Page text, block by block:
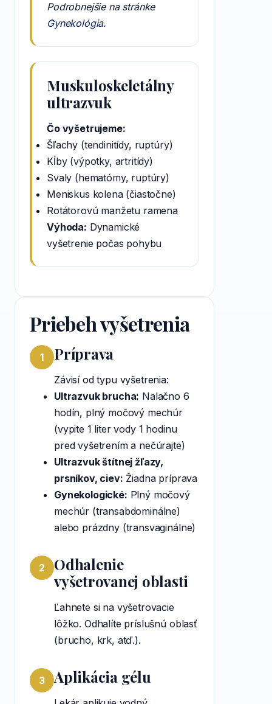
Podrobnejšie na stránke
Gynekológia.
Muskuloskeletálny
ultrazvuk
Čo vyšetrujeme:
Šľachy (tendinitídy, ruptúry)
Kĺby (výpotky, artritídy)
Svaly (hematómy, ruptúry)
Meniskus kolena (čiastočne)
Rotátorovú manžetu ramena
Výhoda: Dynamické
vyšetrenie počas pohybu
Priebeh vyšetrenia
1 Príprava
Závisí od typu vyšetrenia:
Ultrazvuk brucha: Nalačno 6
hodín, plný močový mechúr
(vypite 1 liter vody 1 hodinu
pred vyšetrením a nečúrajte)
Ultrazvuk štítnej žľazy,
prsníkov, ciev: Žiadna príprava
Gynekologické: Plný močový
mechúr (transabdominálne)
alebo prázdny (transvaginálne)
2
Odhalenie
vyšetrovanej oblasti
Ľahnete si na vyšetrovacie
lôžko. Odhalíte príslušnú oblasť
(brucho, krk, atď.).
3 Aplikácia gélu